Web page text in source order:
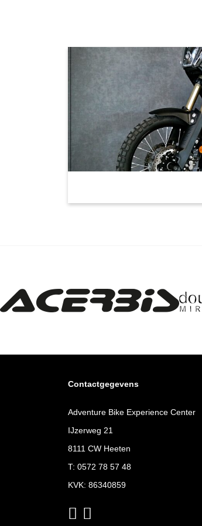
Contactgegevens
Adventure Bike Experience Center
IJzerweg 21
8111 CW Heeten
T: 0572 78 57 48
KVK: 86340859